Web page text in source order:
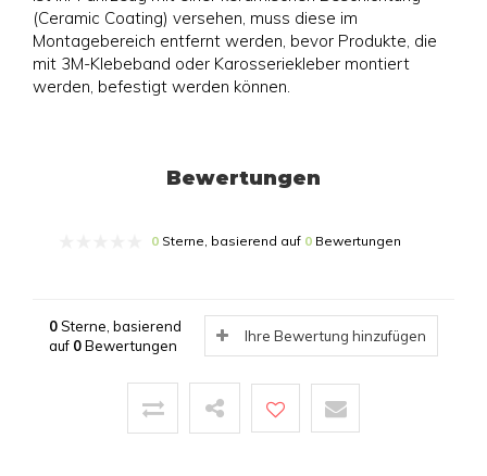
(Ceramic Coating) versehen, muss diese im
Montagebereich entfernt werden, bevor Produkte, die
mit 3M-Klebeband oder Karosseriekleber montiert
werden, befestigt werden können.
Bewertungen
0 Sterne, basierend auf 0 Bewertungen
0Sterne, basierend
auf 0Bewertungen
Ihre Bewertung hinzufügen